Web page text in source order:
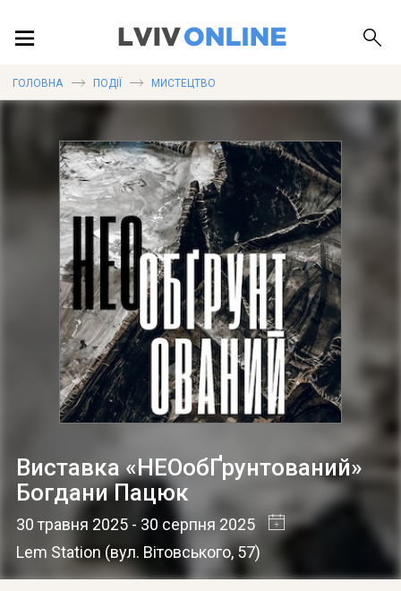
ПУБЛІКАЦІЇ
ДОВІДКА
ГОЛОВНА ПОДІЇ МИСТЕЦТВО
Виставка «НЕОобҐрунтований»
Богдани Пацюк
30 травня 2025- 30 серпня 2025
Lem Station (вул. Вітовського, 57)